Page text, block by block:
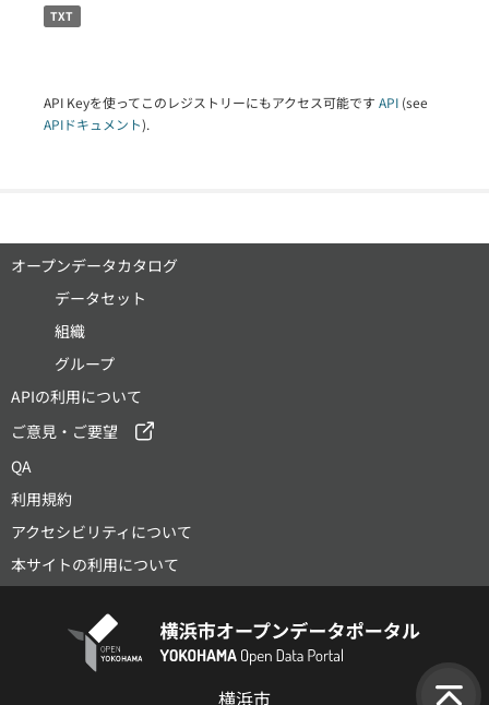
TXT
API Keyを使ってこのレジストリーにもアクセス可能です API (see
APIドキュメント).
オープンデータカタログ
データセット
組織
グループ
APIの利用について
ご意見・ご要望
QA
利用規約
アクセシビリティについて
本サイトの利用について
横浜市